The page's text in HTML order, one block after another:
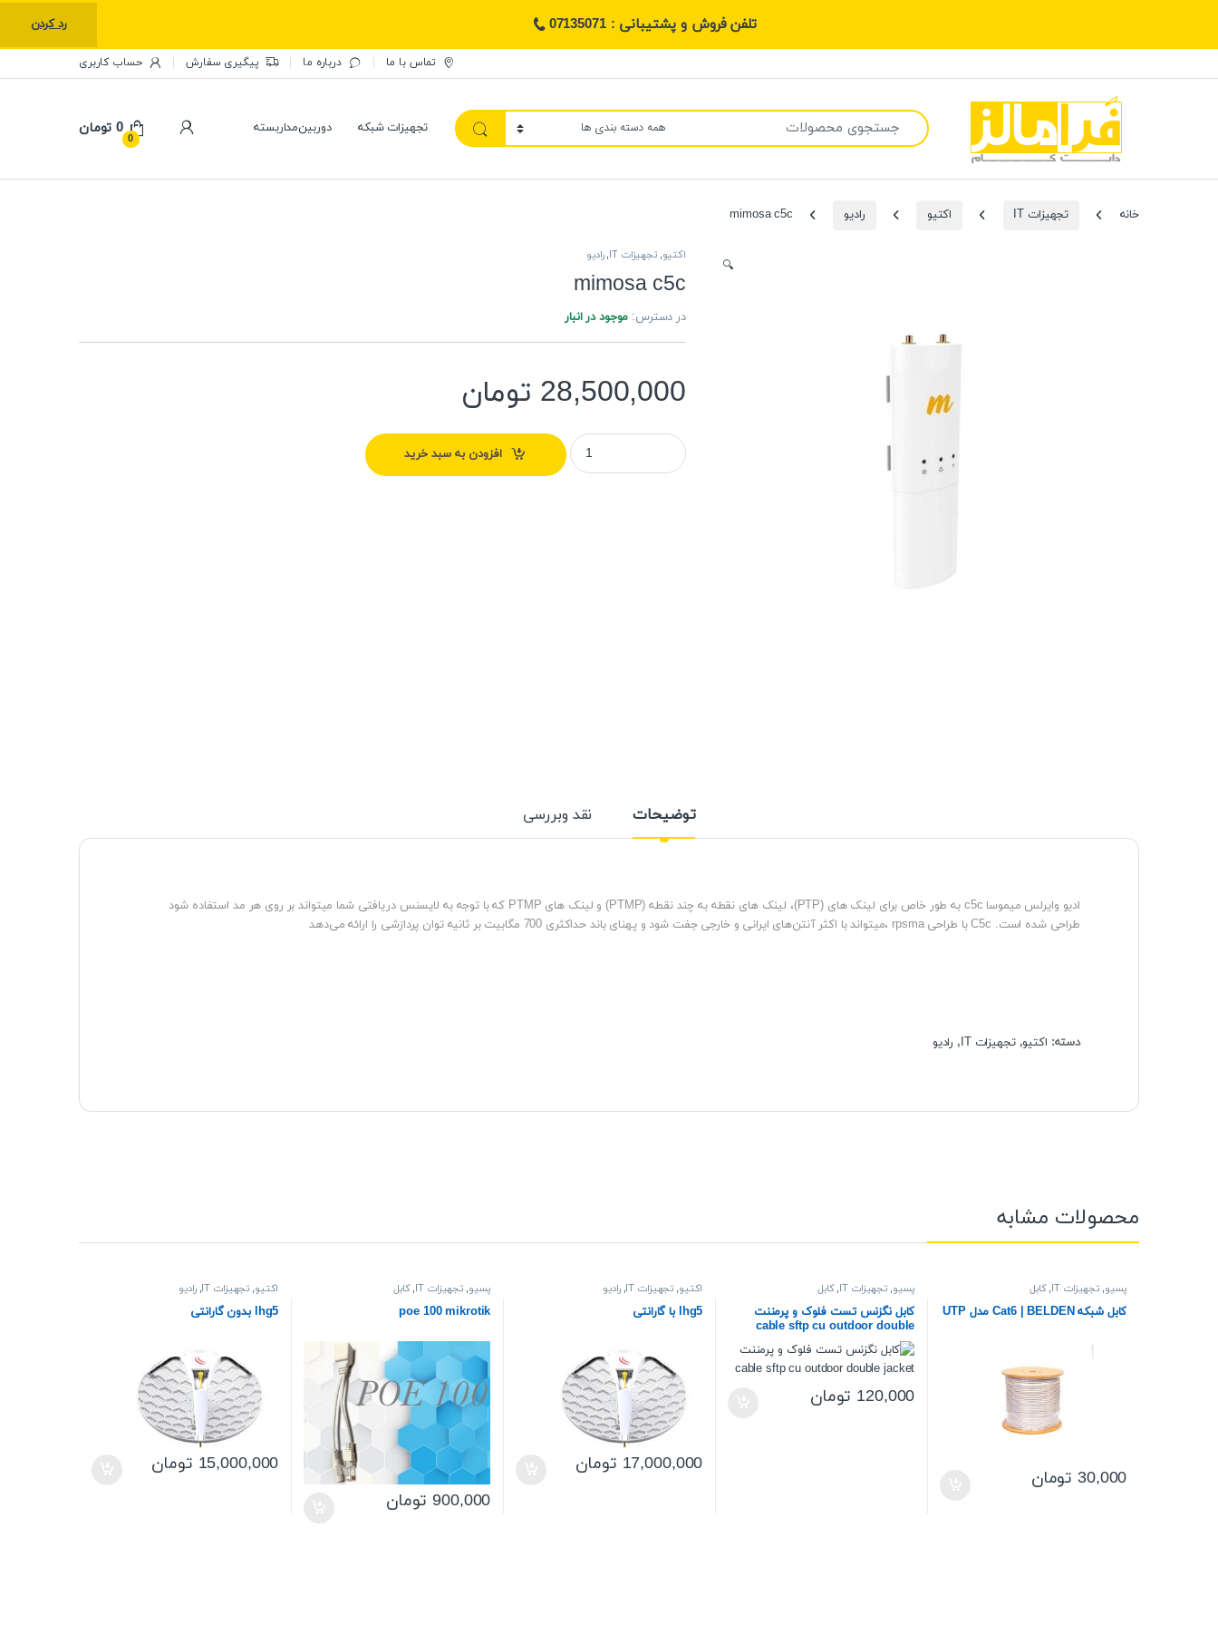
تلفن فروش و پشتیبانی : 07135071 رد کردن
تماس با ما درباره ما پیگیری سفارش حساب کاربری
جستجو برای:
تجهیزات شبکه دوربین‌مداربسته
0
0 تومان
خانه تجهیزات IT اکتیو رادیو mimosa c5c
🔍
اکتیو,تجهیزات IT ,رادیو
mimosa c5c
در دسترس: موجود در انبار
28,500,000 تومان
تعداد : mimosa c5c
افزودن به سبد خرید
توضیحات نقد وبررسی
ادیو وایرلس میموسا c5c به طور خاص برای لینک های (PTP)، لینک های نقطه به چند نقطه (PTMP) و لینک های PTMP که با توجه به لایسنس دریافتی شما میتواند بر روی هر مد استفاده شود
طراحی شده است. C5c با طراحی rpsma ،میتواند با اکثر آنتن‌های ایرانی و خارجی جفت شود و پهنای باند حداکثری 700 مگابیت بر ثانیه توان پردازشی را ارائه می‌دهد
دسته: اکتیو,تجهیزات IT , رادیو
محصولات مشابه
پسیو, تجهیزات IT ,کابل
کابل شبکه Cat6 | BELDEN مدل UTP
30,000 تومان
پسیو, تجهیزات IT ,کابل
کابل نگزنس تست فلوک و پرمننت
cable sftp cu outdoor double
jacket
120,000 تومان
اکتیو, تجهیزات IT ,رادیو
lhg5 با گارانتی
17,000,000 تومان
پسیو, تجهیزات IT ,کابل
poe 100 mikrotik
900,000 تومان
اکتیو, تجهیزات IT ,رادیو
lhg5 بدون گارانتی
15,000,000 تومان